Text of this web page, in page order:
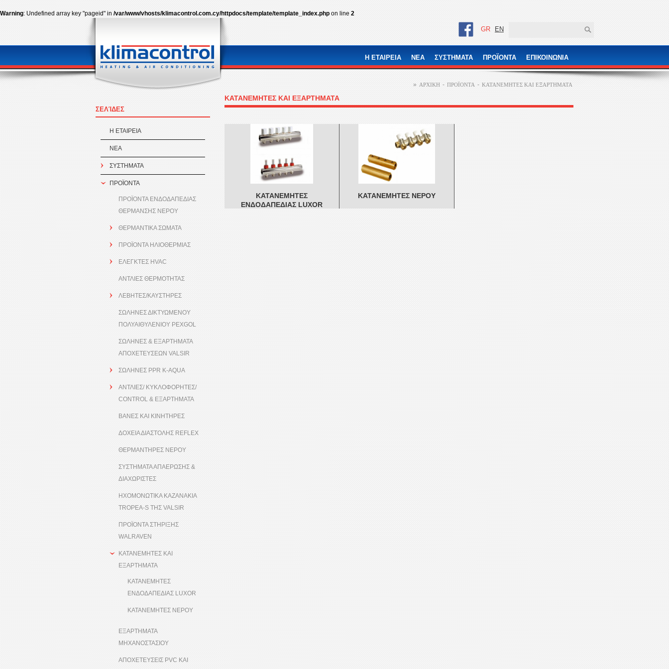
Warning: Undefined array key "pageid" in /var/www/vhosts/klimacontrol.com.cy/httpdocs/template/template_index.php on line 2
GR EN
Η ΕΤΑΙΡEΙΑ ΝΕΑ ΣΥΣΤΗΜΑΤΑ ΠΡΟÏΟΝΤΑ ΕΠΙΚΟΙΝΩΝΙΑ
ΣΕΛΊΔΕΣ
Η ΕΤΑΙΡEΙΑ
ΝΕΑ
ΣΥΣΤΗΜΑΤΑ
ΠΡΟÏΟΝΤΑ
ΠΡΟΪΟΝΤΑ ΕΝΔΟΔΑΠΕΔΙΑΣ
ΘΕΡΜΑΝΣΗΣ ΝΕΡΟΥ
ΘΕΡΜΑΝΤΙΚΑ ΣΩΜΑΤΑ
ΠΡΟΪΟΝΤΑ ΗΛΙΟΘΕΡΜΙΑΣ
ΕΛΕΓΚΤΕΣ HVAC
ΑΝΤΛΙΕΣ ΘΕΡΜΟΤΗΤΑΣ
ΛΕΒΗΤΕΣ/ΚΑΥΣΤΗΡΕΣ
ΣΩΛΗΝΕΣ ΔΙΚΤΥΩΜΕΝΟΥ
ΠΟΛΥΑΙΘΥΛΕΝΙΟΥ PEXGOL
ΣΩΛΗΝΕΣ & ΕΞΑΡΤΗΜΑΤΑ
ΑΠΟΧΕΤΕΥΣΕΩΝ VALSIR
ΣΩΛΗΝΕΣ PPR K-AQUA
ΑΝΤΛΙΕΣ/ ΚΥΚΛΟΦΟΡΗΤΕΣ/
CONTROL & ΕΞΑΡΤΗΜΑΤΑ
ΒΑΝΕΣ ΚΑΙ ΚΙΝΗΤΗΡΕΣ
ΔΟΧΕΙΑ ΔΙΑΣΤΟΛΗΣ REFLEX
ΘΕΡΜΑΝΤΗΡΕΣ ΝΕΡΟΥ
ΣΥΣΤΗΜΑΤΑ ΑΠΑΕΡΩΣΗΣ &
ΔΙΑΧΩΡΙΣΤΕΣ
ΗΧΟΜΟΝΩΤΙΚΑ ΚΑΖΑΝΑΚΙΑ
TROPEA-S ΤΗΣ VALSIR
ΠΡΟΪΟΝΤΑ ΣΤΗΡΙΞΗΣ
WALRAVEN
ΚΑΤΑΝΕΜΗΤΕΣ ΚΑΙ
ΕΞΑΡΤΗΜΑΤΑ
ΚΑΤΑΝΕΜΗΤΕΣ
ΕΝΔΟΔΑΠΕΔΙΑΣ LUXOR
ΚΑΤΑΝΕΜΗΤΕΣ ΝΕΡΟΥ
ΕΞΑΡΤΗΜΑΤΑ
ΜΗΧΑΝΟΣΤΑΣΙΟΥ
ΑΠΟΧΕΤΕΥΣΕΙΣ PVC ΚΑΙ
» ΑΡΧΙΚΗ - ΠΡΟÏΟΝΤΑ - ΚΑΤΑΝΕΜΗΤΕΣ ΚΑΙ ΕΞΑΡΤΗΜΑΤΑ
ΚΑΤΑΝΕΜΗΤΕΣ ΚΑΙ ΕΞΑΡΤΗΜΑΤΑ
ΚΑΤΑΝΕΜΗΤΕΣ
ΕΝΔΟΔΑΠΕΔΙΑΣ LUXOR
ΚΑΤΑΝΕΜΗΤΕΣ ΝΕΡΟΥ